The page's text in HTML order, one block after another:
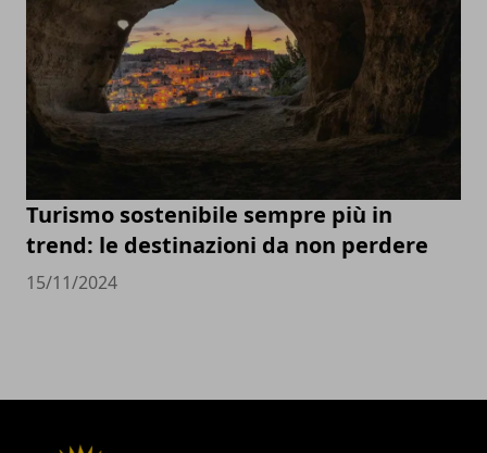
Turismo sostenibile sempre più in
trend: le destinazioni da non perdere
15/11/2024